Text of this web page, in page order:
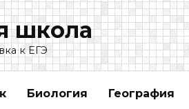
школа
к ЕГЭ
Биология География